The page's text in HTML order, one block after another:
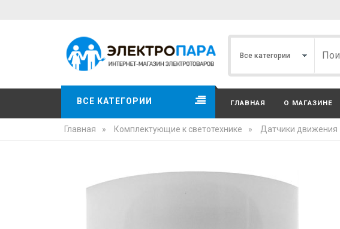
ВСЕ КАТЕГОРИИ ГЛАВНАЯ О МАГАЗИНЕ
Главная » Комплектующие к светотехнике » Датчики движения